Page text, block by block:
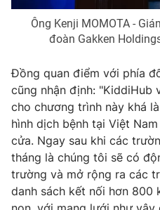
Ông Kenji MOMOTA -
đoàn Gakken
Đồng quan điểm với phía
cũng nhận định: "KiddiHub
cho chương trình này khá
hình dịch bệnh tại Việt
cửa. Ngay sau khi các
tháng là chúng tôi sẽ có
trường và mở rộng ra các
danh sách kết nối hơn 800